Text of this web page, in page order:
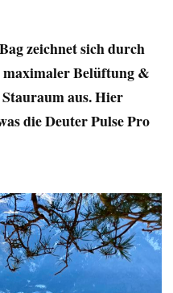
zeichnet sich durch
maximaler Belüftung &
aus. Hier
die Deuter Pulse Pro